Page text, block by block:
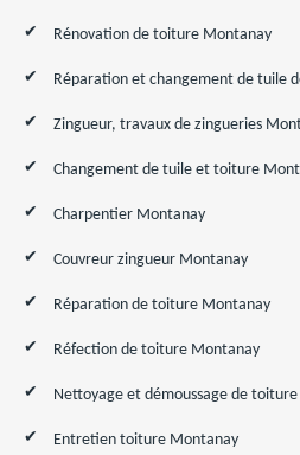
Rénovation de toiture Montanay
Réparation et changement de tuile
Zingueur, travaux de zingueries
Changement de tuile et toiture
Charpentier Montanay
Couvreur zingueur Montanay
Réparation de toiture Montanay
Réfection de toiture Montanay
Nettoyage et démoussage de
Entretien toiture Montanay